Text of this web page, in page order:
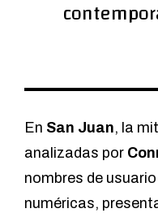
En San Juan, la
analizadas por
nombres de
numéricas,